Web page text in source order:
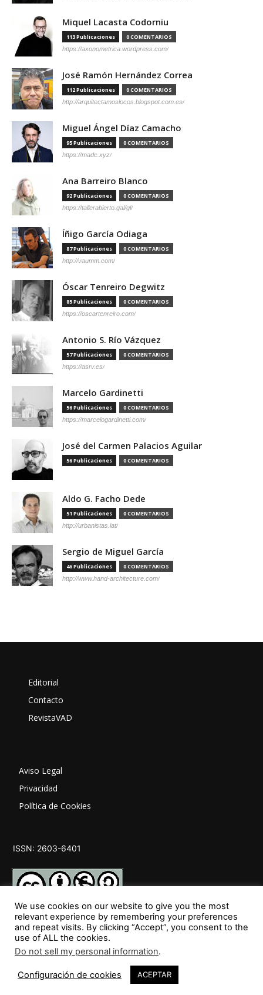
Miquel Lacasta Codorniu
113 Publicaciones 0 COMENTARIOS
https://axonometrica.wordpress.com/
José Ramón Hernández Correa
112 Publicaciones 0 COMENTARIOS
http://arquitectamoslocos.blogspot.com.es/
Miguel Ángel Díaz Camacho
95 Publicaciones 0 COMENTARIOS
https://madc.xyz/
Ana Barreiro Blanco
92 Publicaciones 0 COMENTARIOS
https://tallerabierto.gal/gl/
Íñigo García Odiaga
87 Publicaciones 0 COMENTARIOS
http://vaumm.com/
Óscar Tenreiro Degwitz
85 Publicaciones 0 COMENTARIOS
https://oscartenreiro.com/
Antonio S. Río Vázquez
57 Publicaciones 0 COMENTARIOS
https://asrv.es/
Marcelo Gardinetti
56 Publicaciones 0 COMENTARIOS
https://marcelogardinetti.com/
José del Carmen Palacios Aguilar
56 Publicaciones 0 COMENTARIOS
Aldo G. Facho Dede
51 Publicaciones 0 COMENTARIOS
http://urbanistas.lat/
Sergio de Miguel García
46 Publicaciones 0 COMENTARIOS
http://www.hand-architecture.com/
Editorial
Contacto
RevistaVAD
Aviso Legal
Privacidad
Política de Cookies
ISSN: 2603-6401
SÍGUENOS
We use cookies on our website to give you the most
relevant experience by remembering your preferences
and repeat visits. By clicking “Accept”, you consent to the
use of ALL the cookies.
Do not sell my personal information.
Configuración de cookies ACEPTAR